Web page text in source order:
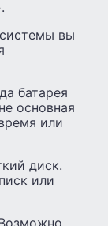
вы
батарея
основная
или
диск.
или